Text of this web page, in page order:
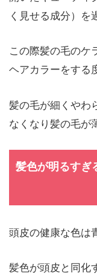
く見せる成分）を
この際髪の毛のケ
ヘアカラーをする
髪の毛が細くやわ
なくなり髪の毛が
髪色が明るすぎ
頭皮の健康な色は
髪色が頭皮と同化